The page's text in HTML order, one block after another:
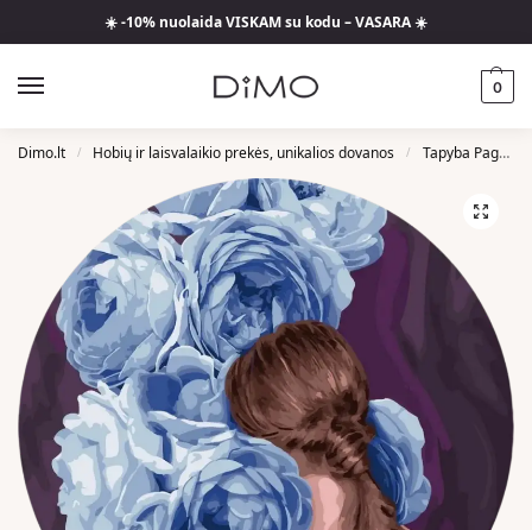
☀️ -10% nuolaida VISKAM su kodu – VASARA ☀️
0
Dimo.lt / Hobių ir laisvalaikio prekės, unikalios dovanos / Tapyba Pagal Skaičius